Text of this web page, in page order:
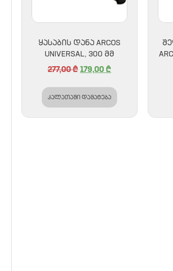
ᲧᲐᲡᲐᲑᲘᲡ ᲓᲐᲜᲐ ARCOS
UNIVERSAL, 300 ᲛᲛ
277,00₾ 179,00 ₾
კალათაში დამატება